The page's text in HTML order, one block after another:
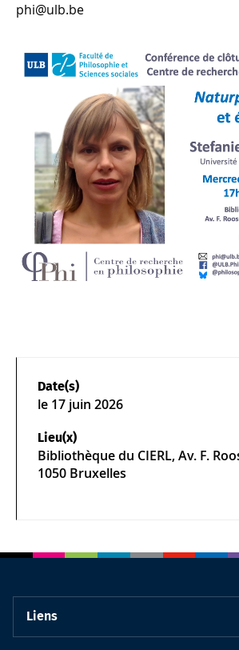
phi@ulb.be
Date(s)
le17 juin 2026
Lieu(x)
Bibliothèque du CIERL, Av. F.
1050 Bruxelles
Liens